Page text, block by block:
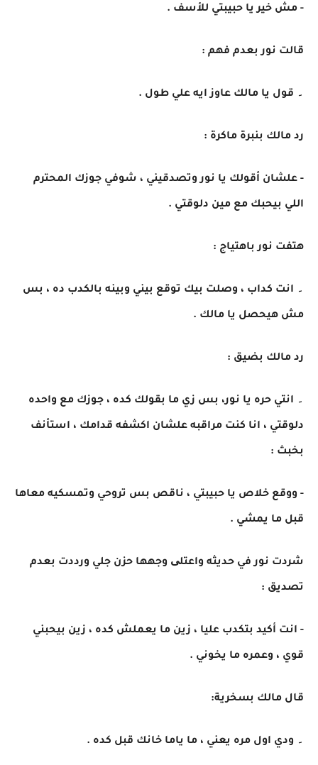
- مش خير يا حبيبتي للأسف .
قالت نور بعدم فهم :
۔ قول يا مالك عاوز ايه علي طول .
رد مالك بنبرة ماكرة :
- علشان أقولك يا نور وتصدقيني ، شوفي جوزك المحترم
اللي بيحبك مع مين دلوقتي .
هتفت نور باهتياج :
۔ انت كداب ، وصلت بيك توقع بيني وبينه بالكدب ده ، بس
مش هيحصل يا مالك .
رد مالك بضيق :
۔ انتي حره يا نور، بس زي ما بقولك كده ، جوزك مع واحده
دلوقتي ، انا كنت مراقبه علشان اكشفه قدامك ، استأنف
بخبث :
- ووقع خلاص يا حبيبتي ، ناقص بس تروحي وتمسكيه معاها
قبل ما يمشي .
شردت نور في حديثه واعتلی وجهها حزن جلي ورددت بعدم
تصديق :
- انت أكيد بتكدب عليا ، زين ما يعملش كده ، زين بيحبني
قوي ، وعمره ما يخوني .
قال مالك بسخرية:
۔ ودي اول مره يعني ، ما ياما خانك قبل كده .